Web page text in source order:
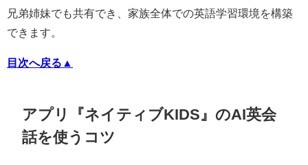
兄弟姉妹でも共有でき、家族全体での英語学習環境を構築
できます。
目次へ戻る▲
アプリ『ネイティブKIDS』のAI英会
話を使うコツ